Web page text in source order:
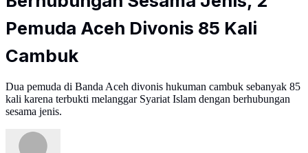
Pemuda Aceh Divonis 85 Kali
Cambuk
Dua pemuda di Banda Aceh divonis hukuman cambuk sebanyak 85
kali karena terbukti melanggar Syariat Islam dengan berhubungan
sesama jenis.